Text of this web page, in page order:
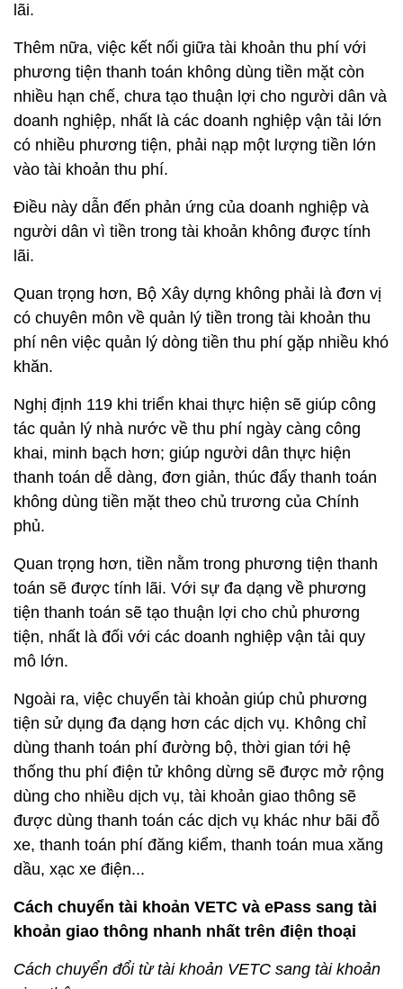
lãi.
Thêm nữa, việc kết nối giữa tài khoản thu phí với
phương tiện thanh toán không dùng tiền mặt còn
nhiều hạn chế, chưa tạo thuận lợi cho người dân và
doanh nghiệp, nhất là các doanh nghiệp vận tải lớn
có nhiều phương tiện, phải nạp một lượng tiền lớn
vào tài khoản thu phí.
Điều này dẫn đến phản ứng của doanh nghiệp và
người dân vì tiền trong tài khoản không được tính
lãi.
Quan trọng hơn, Bộ Xây dựng không phải là đơn vị
có chuyên môn về quản lý tiền trong tài khoản thu
phí nên việc quản lý dòng tiền thu phí gặp nhiều khó
khăn.
Nghị định 119 khi triển khai thực hiện sẽ giúp công
tác quản lý nhà nước về thu phí ngày càng công
khai, minh bạch hơn; giúp người dân thực hiện
thanh toán dễ dàng, đơn giản, thúc đẩy thanh toán
không dùng tiền mặt theo chủ trương của Chính
phủ.
Quan trọng hơn, tiền nằm trong phương tiện thanh
toán sẽ được tính lãi. Với sự đa dạng về phương
tiện thanh toán sẽ tạo thuận lợi cho chủ phương
tiện, nhất là đối với các doanh nghiệp vận tải quy
mô lớn.
Ngoài ra, việc chuyển tài khoản giúp chủ phương
tiện sử dụng đa dạng hơn các dịch vụ. Không chỉ
dùng thanh toán phí đường bộ, thời gian tới hệ
thống thu phí điện tử không dừng sẽ được mở rộng
dùng cho nhiều dịch vụ, tài khoản giao thông sẽ
được dùng thanh toán các dịch vụ khác như bãi đỗ
xe, thanh toán phí đăng kiểm, thanh toán mua xăng
dầu, xạc xe điện...
Cách chuyển tài khoản VETC và ePass sang tài
khoản giao thông nhanh nhất trên điện thoại
Cách chuyển đổi từ tài khoản VETC sang tài khoản